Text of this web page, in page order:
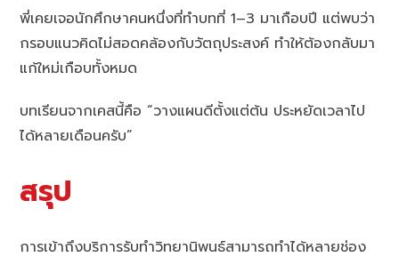
พี่เคยเจอนักศึกษาคนหนึ่งที่ทำบทที่ 1–3 มาเกือบปี แต่พบว่า
กรอบแนวคิดไม่สอดคล้องกับวัตถุประสงค์ ทำให้ต้องกลับมา
แก้ใหม่เกือบทั้งหมด
บทเรียนจากเคสนี้คือ “วางแผนดีตั้งแต่ต้น ประหยัดเวลาไป
ได้หลายเดือนครับ”
สรุป
การเข้าถึงบริการรับทำวิทยานิพนธ์สามารถทำได้หลายช่อง